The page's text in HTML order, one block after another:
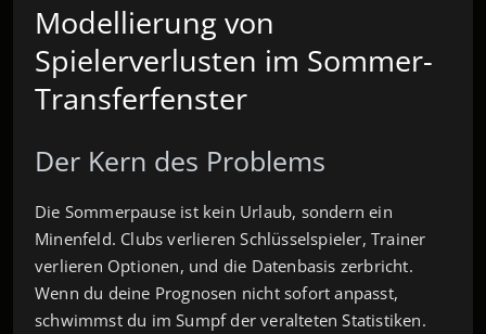
Modellierung von
Spielerverlusten im Sommer-
Transferfenster
Der Kern des Problems
Die Sommerpause ist kein Urlaub, sondern ein
Minenfeld. Clubs verlieren Schlüsselspieler, Trainer
verlieren Optionen, und die Datenbasis zerbricht.
Wenn du deine Prognosen nicht sofort anpasst,
schwimmst du im Sumpf der veralteten Statistiken.